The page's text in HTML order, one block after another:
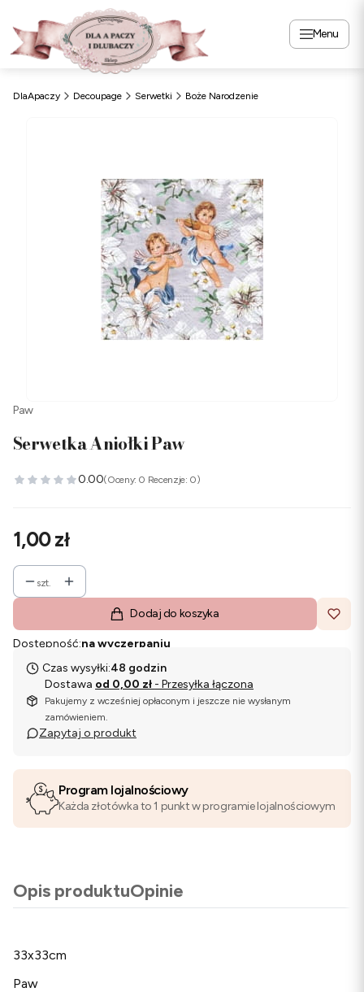
Menu
DlaApaczy Decoupage Serwetki Boże Narodzenie
Paw
Serwetka Aniołki Paw
0.00(Oceny: 0 Recenzje: 0)
Cena
1,00 zł
szt.
Dodaj do koszyka
Dostępność:na wyczerpaniu
Czas wysyłki:48 godzin
Dostawa od 0,00 zł - Przesyłka łączona
Pakujemy z wcześniej opłaconym i jeszcze nie wysłanym
zamówieniem.
Zapytaj o produkt
Program lojalnościowy
Każda złotówka to 1 punkt w programie lojalnościowym
Opis produktuOpinie
33x33cm
Paw